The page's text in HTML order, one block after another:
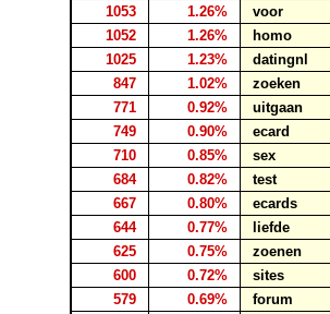
1053
1.26%
voor
1052
1.26%
homo
1025
1.23%
datingnl
847
1.02%
zoeken
771
0.92%
uitgaan
749
0.90%
ecard
710
0.85%
sex
684
0.82%
test
667
0.80%
ecards
644
0.77%
liefde
625
0.75%
zoenen
600
0.72%
sites
579
0.69%
forum